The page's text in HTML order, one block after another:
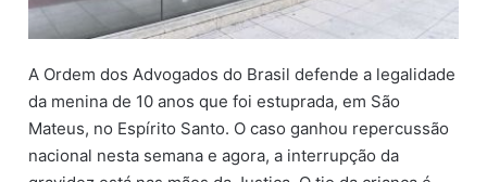
A Ordem dos Advogados do Brasil defende a legalidade
da menina de 10 anos que foi estuprada, em São
Mateus, no Espírito Santo. O caso ganhou repercussão
nacional nesta semana e agora, a interrupção da